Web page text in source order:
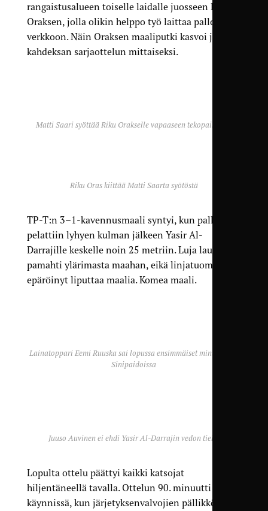
rangaistusalueen toiselle laidalle juosseen Riku
Oraksen, jolla olikin helppo työ laittaa pallo
verkkoon. Näin Oraksen maaliputki kasvoi jo
kahdeksan sarjaottelun mittaiseksi.
Matti Saari syöttää Riku Orakselle vapaaseen tekopaikkaan
Riku Oras kiittää Matti Saarta syötöstä
TP-T:n 3–1-kavennusmaali syntyi, kun pallo
pelattiin lyhyen kulman jälkeen Yasir Al-
Darrajille keskelle noin 25 metriin. Luja laukaus
pamahti ylärimasta maahan, eikä linjatuomari
epäröinyt liputtaa maalia. Komea maali.
Lainatoppari Eemi Ruuska sai lopussa ensimmäiset minuuttinsa
Sinipaidoissa
Juuso Auvinen ei ehdi Yasir Al-Darrajin vedon tielle
Lopulta ottelu päättyi kaikki katsojat
hiljentäneellä tavalla. Ottelun 90. minuutti oli jo
käynnissä, kun järjetyksenvalvojien pällikkö